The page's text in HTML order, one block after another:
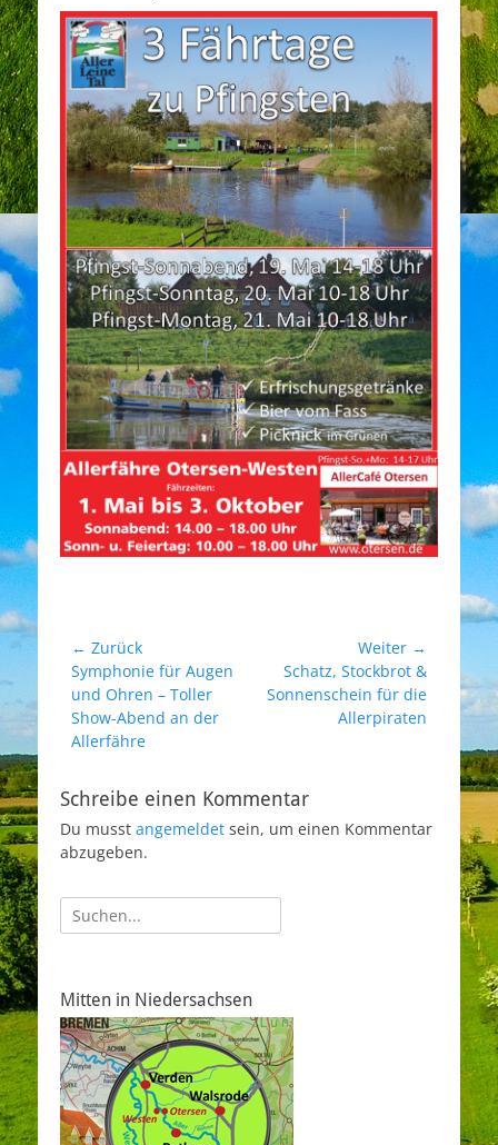
Beitragsnavigation
← Zurück
Vorheriger
Beitrag:
Symphonie für Augen
und Ohren – Toller
Show-Abend an der
Allerfähre
Weiter →
Nächster
Beitrag:
Schatz, Stockbrot &
Sonnenschein für die
Allerpiraten
Schreibe einen Kommentar
Du musst angemeldet sein, um einen Kommentar
abzugeben.
Suche
nach:
Mitten in Niedersachsen